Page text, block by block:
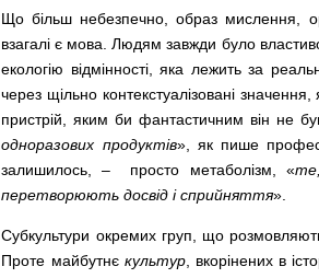
Що більш небезпечно, образ мислення,
взагалі є мова. Людям завжди було
екологію відмінності, яка лежить за
через щільно контекстуалізовані
пристрій, яким би фантастичним він не
одноразових продуктів», як пише
залишилось, – просто метаболізм, «
перетворюють досвід і сприйняття».
Субкультури окремих груп, що
Проте майбутнє культур, вкорінених в